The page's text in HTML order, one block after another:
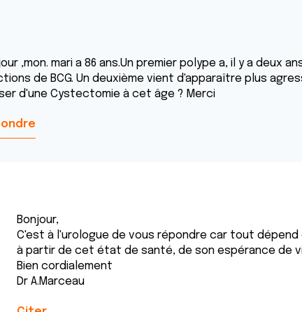
,mon. mari a 86 ans.Un premier polype a, il y a deux
de BCG. Un deuxième vient d'apparaître plus
d'une Cystectomie à cet âge ? Merci
Bonjour,
C'est à l'urologue de vous répondre car tout
à partir de cet état de santé, de son espérance de
Bien cordialement
Dr A.Marceau